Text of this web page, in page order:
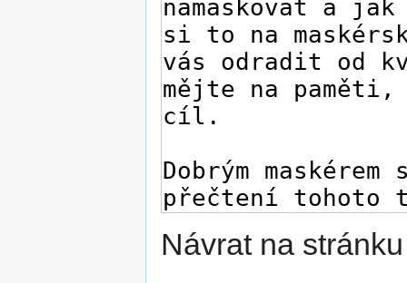
Návrat na stránku